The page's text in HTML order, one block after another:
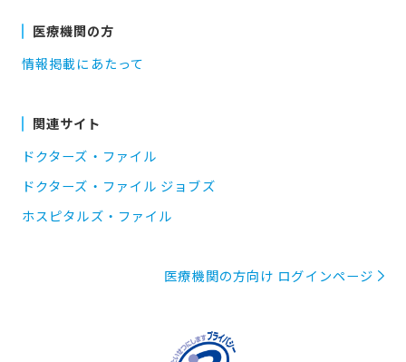
医療機関の方
情報掲載にあたって
関連サイト
ドクターズ・ファイル
ドクターズ・ファイル ジョブズ
ホスピタルズ・ファイル
医療機関の方向け ログインページ